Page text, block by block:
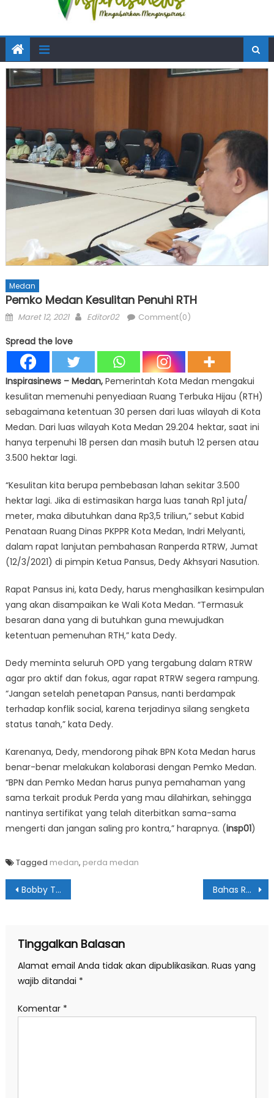
Medan
Pemko Medan Kesulitan Penuhi RTH
Posted
Maret 12, 2021 Author
Editor02 Comment(0)
Spread the love
Inspirasinews – Medan,Pemerintah Kota Medan mengakui
kesulitan memenuhi penyediaan Ruang Terbuka Hijau (RTH)
sebagaimana ketentuan 30 persen dari luas wilayah di Kota
Medan. Dari luas wilayah Kota Medan 29.204 hektar, saat ini
hanya terpenuhi 18 persen dan masih butuh 12 persen atau
3.500 hektar lagi.
“Kesulitan kita berupa pembebasan lahan sekitar 3.500
hektar lagi. Jika di estimasikan harga luas tanah Rp1 juta/
meter, maka dibutuhkan dana Rp3,5 triliun,” sebut Kabid
Penataan Ruang Dinas PKPPR Kota Medan, Indri Melyanti,
dalam rapat lanjutan pembahasan Ranperda RTRW, Jumat
(12/3/2021) di pimpin Ketua Pansus, Dedy Akhsyari Nasution.
Rapat Pansus ini, kata Dedy, harus menghasilkan kesimpulan
yang akan disampaikan ke Wali Kota Medan. “Termasuk
besaran dana yang di butuhkan guna mewujudkan
ketentuan pemenuhan RTH,” kata Dedy.
Dedy meminta seluruh OPD yang tergabung dalam RTRW
agar pro aktif dan fokus, agar rapat RTRW segera rampung.
“Jangan setelah penetapan Pansus, nanti berdampak
terhadap konflik social, karena terjadinya silang sengketa
status tanah,” kata Dedy.
Karenanya, Dedy, mendorong pihak BPN Kota Medan harus
benar-benar melakukan kolaborasi dengan Pemko Medan.
“BPN dan Pemko Medan harus punya pemahaman yang
sama terkait produk Perda yang mau dilahirkan, sehingga
nantinya sertifikat yang telah diterbitkan sama-sama
mengerti dan jangan saling pro kontra,” harapnya. (insp01)
Tagged medan, perda medan
Navigasi
Bobby Tinjau Normalisasi Drainase di Marelan Bahas Ranperda RTRW, Dedy Aksyari Minta OPD Pro-aktif & Fokus
Tinggalkan Balasan
Alamat email Anda tidak akan dipublikasikan. Ruas yang
wajib ditandai *
Komentar *